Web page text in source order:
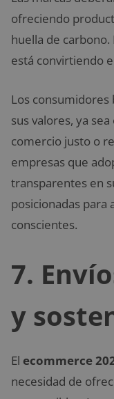
ofreciendo
huella de carbono.
está convirtiendo
Los consumidores
sus valores, ya
comercio justo o
empresas que
transparentes en
posicionadas para
conscientes.
7.
y
El ecommerce
necesidad de